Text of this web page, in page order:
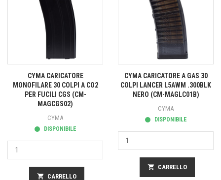
CYMA CARICATORE
MONOFILARE 30 COLPI A CO2
PER FUCILI CGS (CM-
MAGCGS02)
CYMA
DISPONIBILE
shopping_cart CARRELLO
CYMA CARICATORE A GAS 30
COLPI LANCER L5AWM .300BLK
NERO (CM-MAGLC01B)
CYMA
DISPONIBILE
shopping_cart CARRELLO